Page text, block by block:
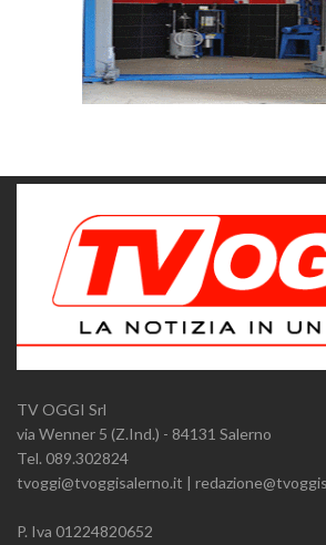
TV OGGI Srl
via Wenner 5 (Z.Ind.) - 84131 Salerno
Tel. 089.302824
tvoggi@tvoggisalerno.it |
P. Iva 01224820652